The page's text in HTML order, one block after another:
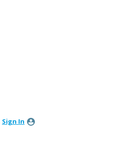
Sign In